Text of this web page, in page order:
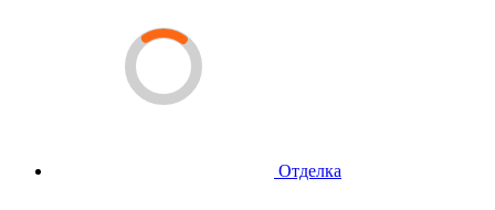
Отделка